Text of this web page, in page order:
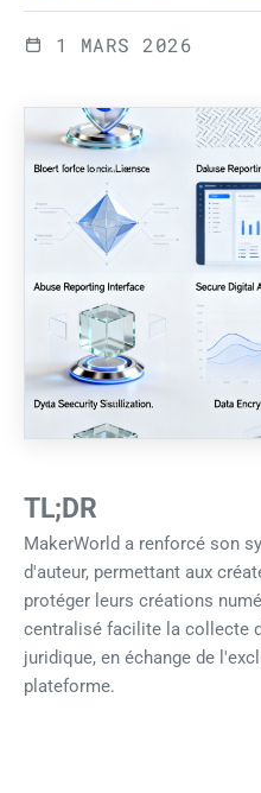
1 MARS 2026
TL;DR
MakerWorld a renforcé son
d'auteur, permettant aux
protéger leurs créations
centralisé facilite la collecte
juridique, en échange de
plateforme.